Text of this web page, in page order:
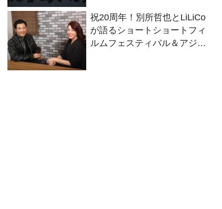
祝20周年！別所哲也とLiLiCo
が語るショートショートフィ
ルムフェスティバル＆アジア